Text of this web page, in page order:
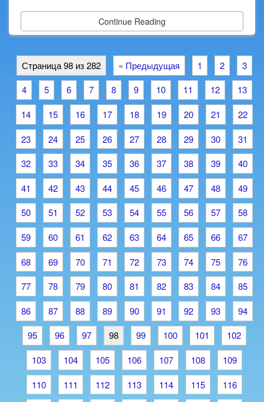
Continue Reading
Страница 98 из 282 « Предыдущая 1 2
3
4
5 6 7 8 9 10 11 12
13
14
15 16 17 18 19 20 21
22
23
24 25 26 27 28 29 30
31
32
33 34 35 36 37 38 39
40
41
42 43 44 45 46 47 48
49
50
51 52 53 54 55 56 57
58
59
60 61 62 63 64 65 66
67
68
69 70 71 72 73 74 75
76
77
78 79 80 81 82 83 84
85
86
87 88 89 90 91 92 93
94
95
96 97 98 99 100 101
102
103
104 105 106 107 108
109
110
111 112 113 114 115
116